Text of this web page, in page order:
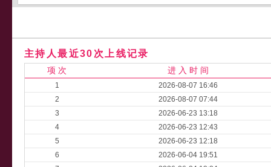
主持人最近30次上线记录
项 次 进 入 时 间
1
2026-08-07 16:46
2
2026-08-07 07:44
3
2026-06-23 13:18
4
2026-06-23 12:43
5
2026-06-23 12:18
6
2026-06-04 19:51